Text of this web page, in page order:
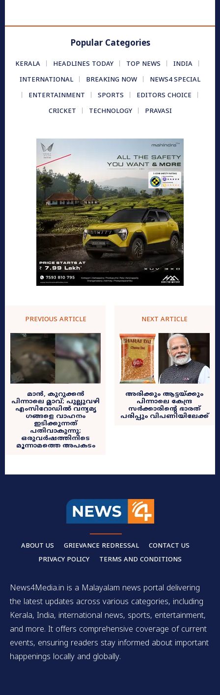
Popular Categories
KERALA HEADLINES TODAY TOP NEWS
INDIA
INTERNATIONAL
BREAKING NOW
NEWS4 SPECIAL
ENTERTAINMENT
SPORTS
EDITORS CHOICE
CRICKET
TECHNOLOGY PRAVASI
PREVIOUS ARTICLE
മാൻ, കുറുക്കൻ
പിന്നാലെ മ്ലാവ്; പുല്ലുവഴി
എംസിറോഡിൽ വന്യമൃ​
ഗങ്ങളെ വാഹനം
ഇടിക്കുന്നത്
പതിവാകുന്നു;
ഒരുവർഷത്തിനിടെ
മൂന്നാമത്തെ അപകടം
NEXT ARTICLE
അരിക്കും ആട്ടയ്ക്കും
പിന്നാലെ കേന്ദ്ര
സർക്കാരിന്റെ ഭാരത്
പരിപ്പും വിപണിയിലേക്ക്
ABOUT US GRIEVANCE REDRESSAL
CONTACT US
PRIVACY POLICY
TERMS AND CONDITIONS
News4Media.in is a Malayalam news portal delivering
the latest updates across various categories, including
Kerala, India, international news, sports, entertainment,
and more. It offers comprehensive coverage of current
events, ensuring readers stay informed about important
happenings locally and globally.